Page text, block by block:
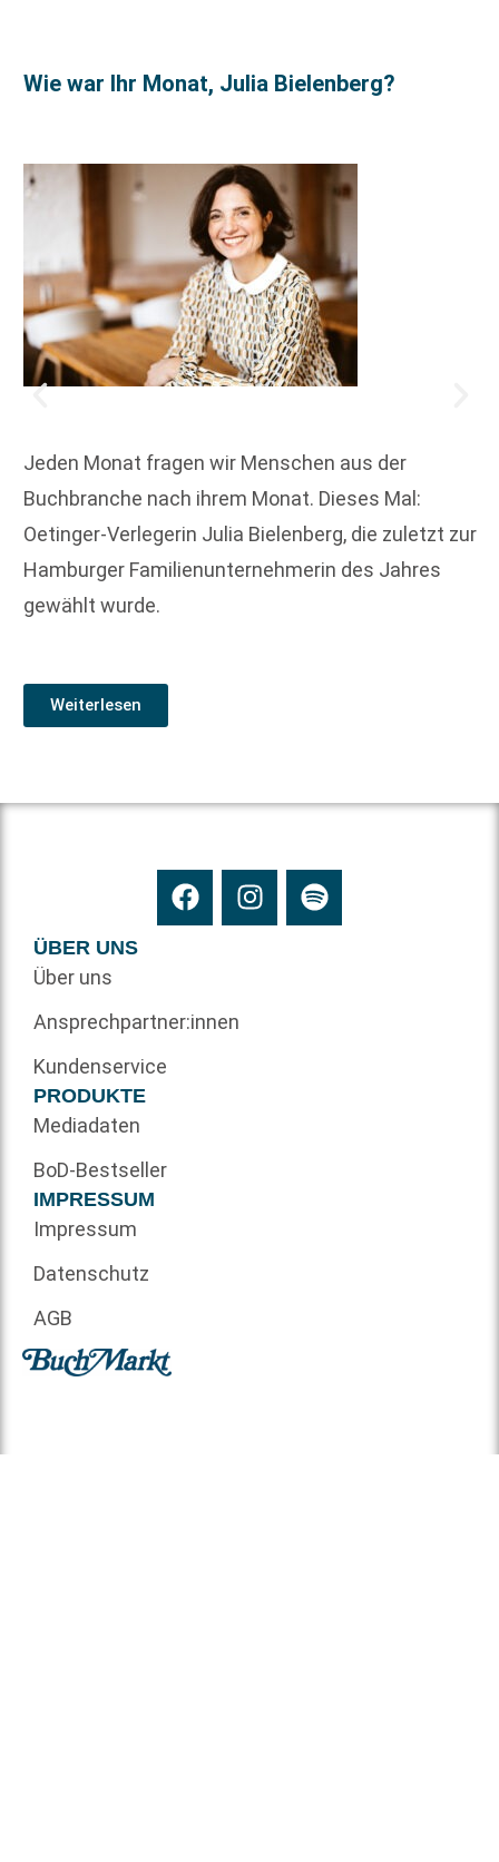
Wie war Ihr Monat, Julia Bielenberg?
Jeden Monat fragen wir Menschen aus der
Buchbranche nach ihrem Monat. Dieses Mal:
Oetinger-Verlegerin Julia Bielenberg, die zuletzt zur
Hamburger Familienunternehmerin des Jahres
gewählt wurde.
Weiterlesen
ÜBER UNS
Über uns
Ansprechpartner:innen
Kundenservice
PRODUKTE
Mediadaten
BoD-Bestseller
IMPRESSUM
Impressum
Datenschutz
AGB